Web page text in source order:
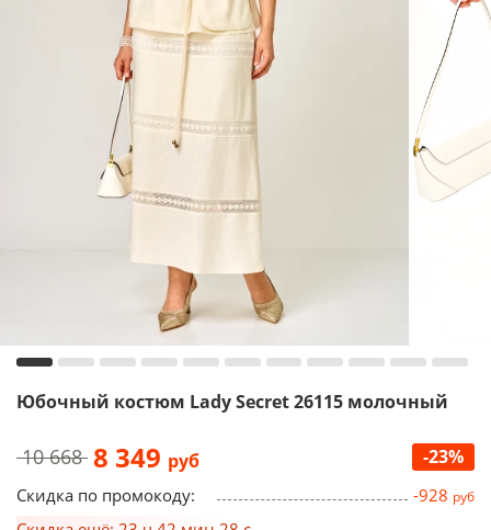
Юбочный костюм Lady Secret 26115 молочный
10 668 8 349 руб -23%
Скидка по промокоду: -928 руб